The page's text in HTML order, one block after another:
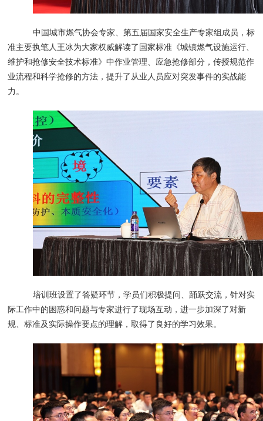
中国城市燃气协会专家、第五届国家安全生产专家组成员，标
准主要执笔人王冰为大家权威解读了国家标准《城镇燃气设施运行、
维护和抢修安全技术标准》中作业管理、应急抢修部分，传授规范作
业流程和科学抢修的方法，提升了从业人员应对突发事件的实战能
力。
培训班设置了答疑环节，学员们积极提问、踊跃交流，针对实
际工作中的困惑和问题与专家进行了现场互动，进一步加深了对新
规、标准及实际操作要点的理解，取得了良好的学习效果。